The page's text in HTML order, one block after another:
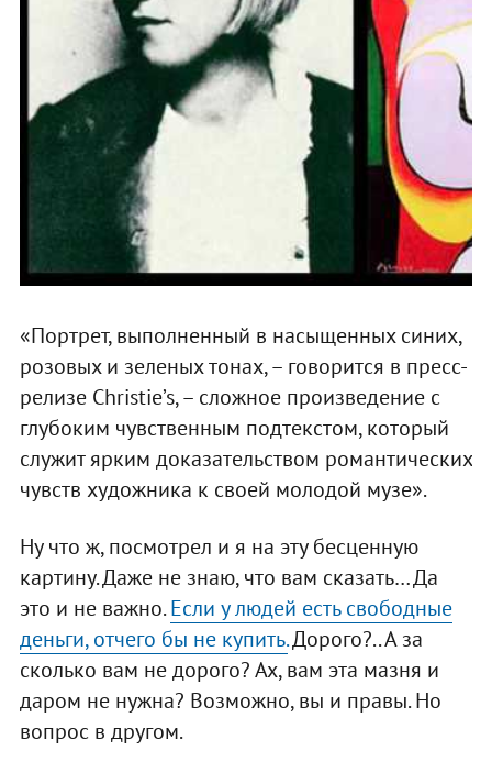
«Портрет, выполненный в насыщенных синих,
розовых и зеленых тонах, – говорится в пресс-
релизе Christie’s, – сложное произведение с
глубоким чувственным подтекстом, который
служит ярким доказательством романтических
чувств художника к своей молодой музе».
Hу что ж, посмотрел и я на эту бесценную
картину. Даже не знаю, что вам сказать… Да
это и не важно.Если у людей есть свободные
деньги, отчего бы не купить.Дорого?.. А за
сколько вам не дорого? Ах, вам эта мазня и
даром не нужна? Возможно, вы и правы. Но
вопрос в другом.